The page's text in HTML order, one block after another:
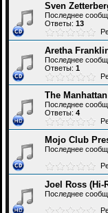
Sven
Последнее
Ответы: 13
Aretha
Последнее
Ответы: 1
The
Последнее
Ответы: 4
Mojo Club
Последнее
Joel Ross (Hi-
Последнее